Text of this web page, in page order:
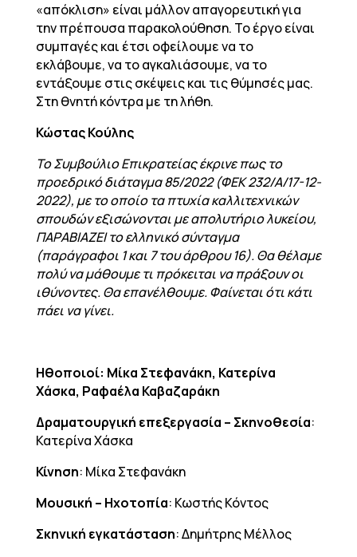
«απόκλιση» είναι μάλλον απαγορευτική για
την πρέπουσα παρακολούθηση. Το έργο είναι
συμπαγές και έτσι οφείλουμε να το
εκλάβουμε, να το αγκαλιάσουμε, να το
εντάξουμε στις σκέψεις και τις θύμησές μας.
Στη θνητή κόντρα με τη λήθη.
Κώστας Κούλης
To Συμβούλιο Επικρατείας έκρινε πως το
προεδρικό διάταγμα 85/2022 (ΦΕΚ 232/Α/17-12-
2022), με το οποίο τα πτυχία καλλιτεχνικών
σπουδών εξισώνονται με απολυτήριο λυκείου,
ΠΑΡΑΒΙΑΖΕΙ το ελληνικό σύνταγμα
(παράγραφοι 1 και 7 του άρθρου 16). Θα θέλαμε
πολύ να μάθουμε τι πρόκειται να πράξουν οι
ιθύνοντες. Θα επανέλθουμε. Φαίνεται ότι κάτι
πάει να γίνει.
Ηθοποιοί: Μίκα Στεφανάκη, Κατερίνα
Χάσκα, Ραφαέλα Καβαζαράκη
Δραματουργική επεξεργασία – Σκηνοθεσία:
Κατερίνα Χάσκα
Κίνηση: Μίκα Στεφανάκη
Μουσική – Ηχοτοπία: Κωστής Κόντος
Σκηνική εγκατάσταση: Δημήτρης Μέλλος